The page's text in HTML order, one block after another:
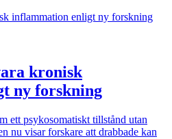
kronisk
ny forskning
ett psykosomatiskt tillstånd utan
nu visar forskare att drabbade kan